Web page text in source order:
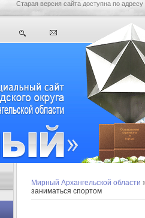
Старая версия сайта доступна по адресу
Мирный Архангельской области
заниматься спортом